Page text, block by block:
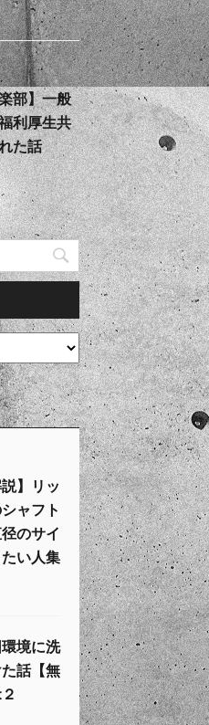
部】一般
利厚生共
た話
説】リッ
ャフト
のサイ
い人集
境に洗
話【無